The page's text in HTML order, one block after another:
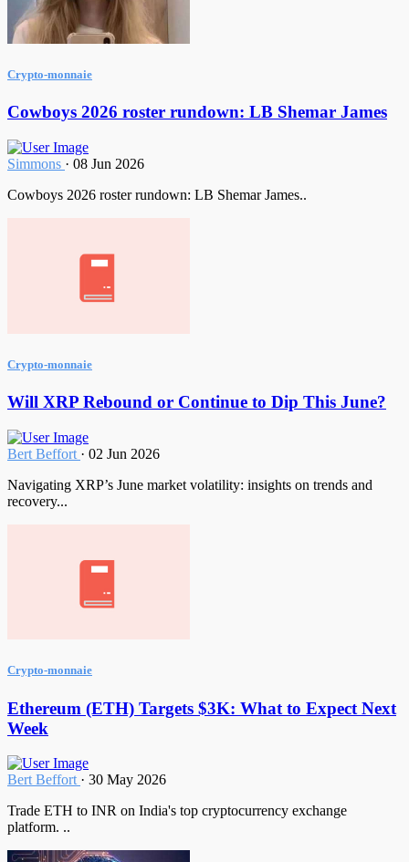
Crypto-monnaie
Cowboys 2026 roster rundown: LB Shemar James
Simmons · 08 Jun 2026
Cowboys 2026 roster rundown: LB Shemar James..
Crypto-monnaie
Will XRP Rebound or Continue to Dip This June?
Bert Beffort · 02 Jun 2026
Navigating XRP’s June market volatility: insights on trends and
recovery...
Crypto-monnaie
Ethereum (ETH) Targets $3K: What to Expect Next
Week
Bert Beffort · 30 May 2026
Trade ETH to INR on India's top cryptocurrency exchange
platform. ..